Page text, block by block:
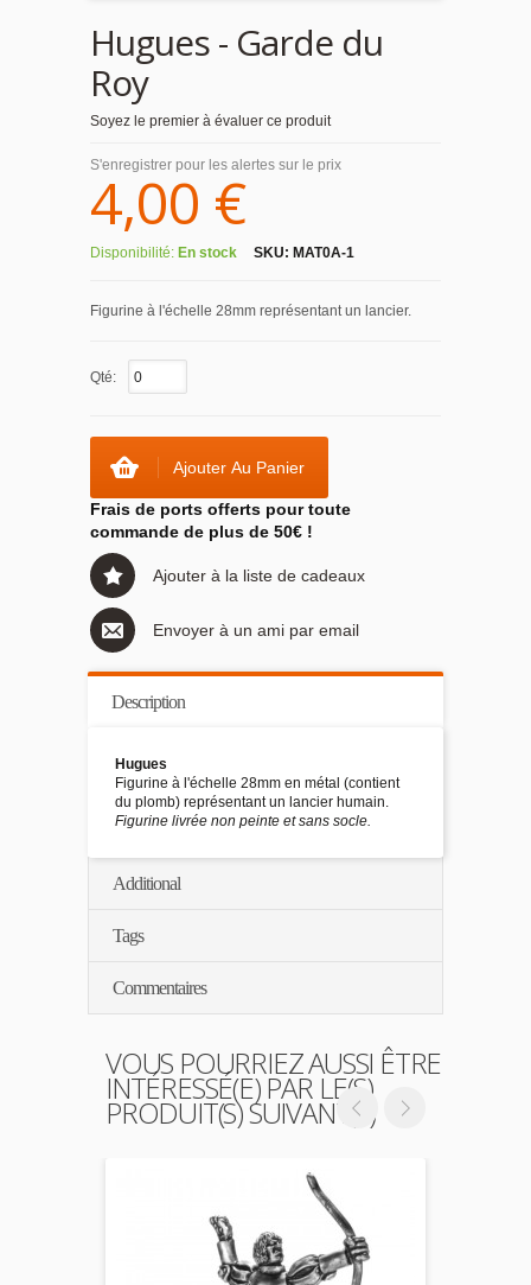
Hugues - Garde du
Roy
Soyez le premier à évaluer ce produit
S'enregistrer pour les alertes sur le prix
4,00 €
Disponibilité: En stock SKU: MAT0A-1
Figurine à l'échelle 28mm représentant un lancier.
Qté:
Ajouter Au Panier
Frais de ports offerts pour toute
commande de plus de 50€ !
Ajouter à la liste de cadeaux
Envoyer à un ami par email
Description
Hugues
Figurine à l'échelle 28mm en métal (contient
du plomb) représentant un lancier humain.
Figurine livrée non peinte et sans socle.
Additional
Tags
Commentaires
VOUS POURRIEZ AUSSI ÊTRE
INTÉRESSÉ(E) PAR LE(S)
PRODUIT(S) SUIVANT(S)